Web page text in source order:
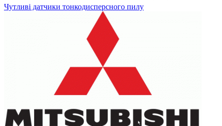
Чутливі датчики тонкодисперсного пилу